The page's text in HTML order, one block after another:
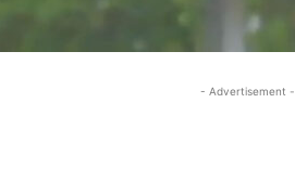
- Advertisement -